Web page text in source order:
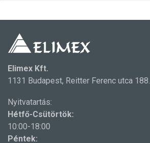
Elimex Kft.
1131 Budapest, Reitter Ferenc utca 188.
Nyitvatartás:
Hétfő-Csütörtök:
10:00-18:00
Péntek: